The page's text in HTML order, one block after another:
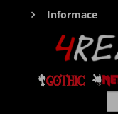
Informace